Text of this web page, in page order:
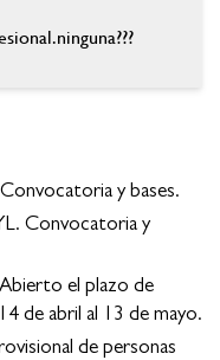
y bases.
Convocatoria y
el plazo de
de abril al 13 de mayo.
de personas